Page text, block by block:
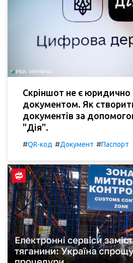
Скріншот не є
документом. Як
документів за
"Дія".
#QR-код #Документ #Паспорт